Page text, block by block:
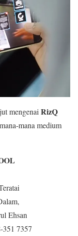
mengenai RizQ
mana medium
Ehsan
351 7357